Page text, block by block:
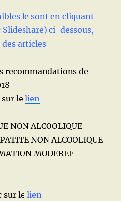
le sont en cliquant
Slideshare) ci-dessous,
articles
recommandations de
sur lelien
NON ALCOOLIQUE
NON ALCOOLIQUE
MODEREE
sur lelien